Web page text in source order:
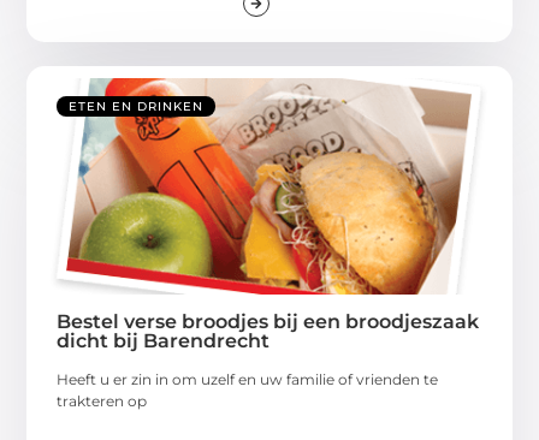
ETEN EN DRINKEN
Bestel verse broodjes bij een broodjeszaak
dicht bij Barendrecht
Heeft u er zin in om uzelf en uw familie of vrienden te
trakteren op